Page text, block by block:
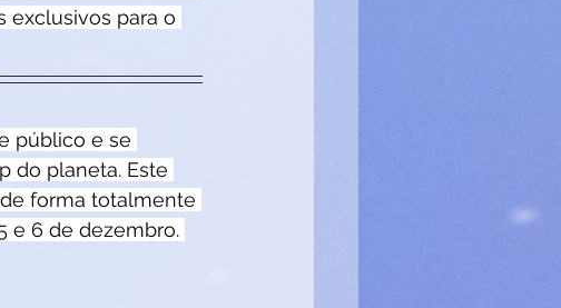
exclusivos para o
público e se
do planeta. Este
forma totalmente
e 6 de dezembro.